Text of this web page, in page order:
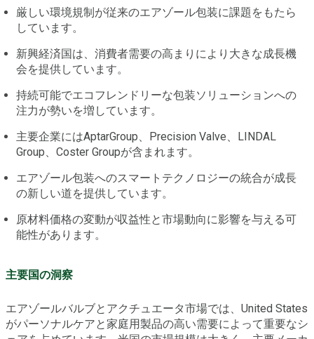
厳しい環境規制が従来のエアゾール包装に課題をもたら
しています。
新興経済国は、消費者需要の高まりにより大きな成長機
会を提供しています。
持続可能でエコフレンドリーな包装ソリューションへの
注力が勢いを増しています。
主要企業にはAptarGroup、Precision Valve、LINDAL
Group、Coster Groupが含まれます。
エアゾール包装へのスマートテクノロジーの統合が成長
の新しい道を提供しています。
原材料価格の変動が収益性と市場動向に影響を与える可
能性があります。
主要国の洞察
エアゾールバルブとアクチュエータ市場では、United States
がパーソナルケアと家庭用製品の高い需要によって重要なシ